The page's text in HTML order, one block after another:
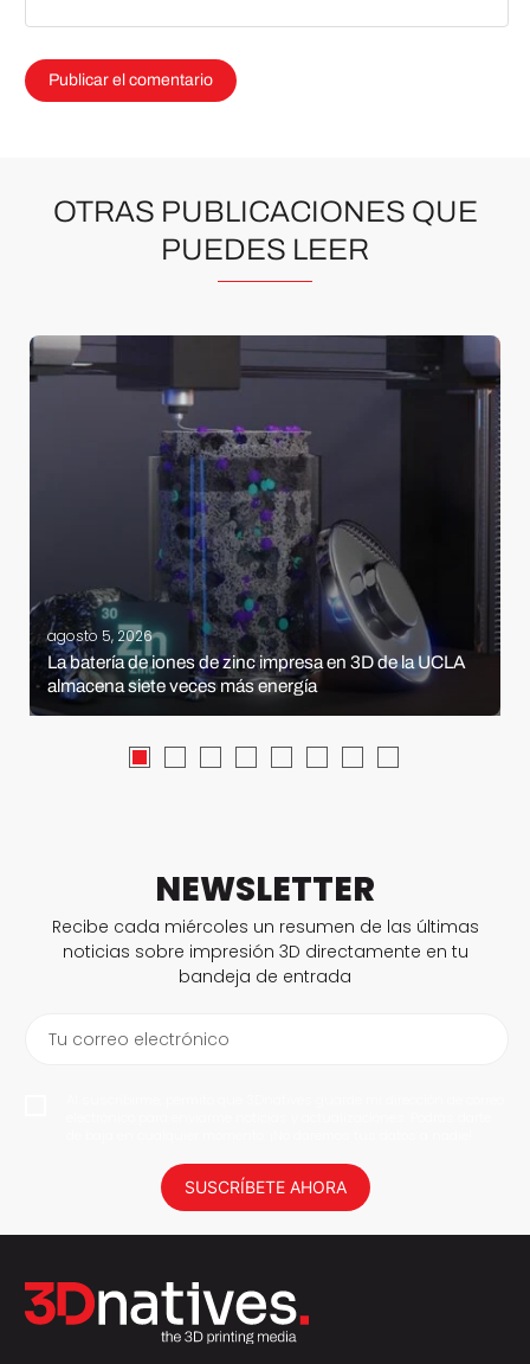
OTRAS PUBLICACIONES QUE
PUEDES LEER
agosto 5, 2026
La batería de iones de zinc impresa en 3D de la UCLA
almacena siete veces más energía
NEWSLETTER
Recibe cada miércoles un resumen de las últimas
noticias sobre impresión 3D directamente en tu
bandeja de entrada
Tu correo electrónico
SUSCRÍBETE AHORA